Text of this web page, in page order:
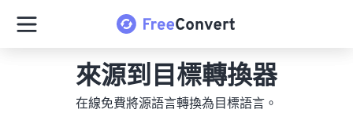
來源到目標轉換器
在線免費將源語言轉換為目標語言。